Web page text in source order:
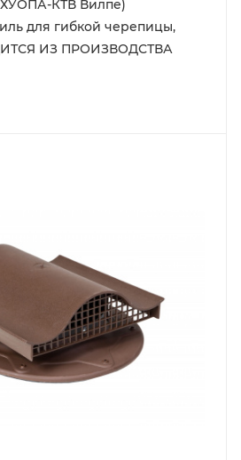
КТВ Вилпе)
для гибкой черепицы,
ИЗ ПРОИЗВОДСТВА